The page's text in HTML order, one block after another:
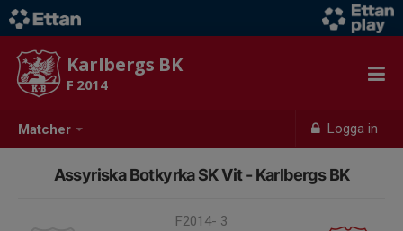
Matcher Logga in
Karlbergs BK
F 2014
Assyriska Botkyrka SK Vit - Karlbergs BK
F2014- 3